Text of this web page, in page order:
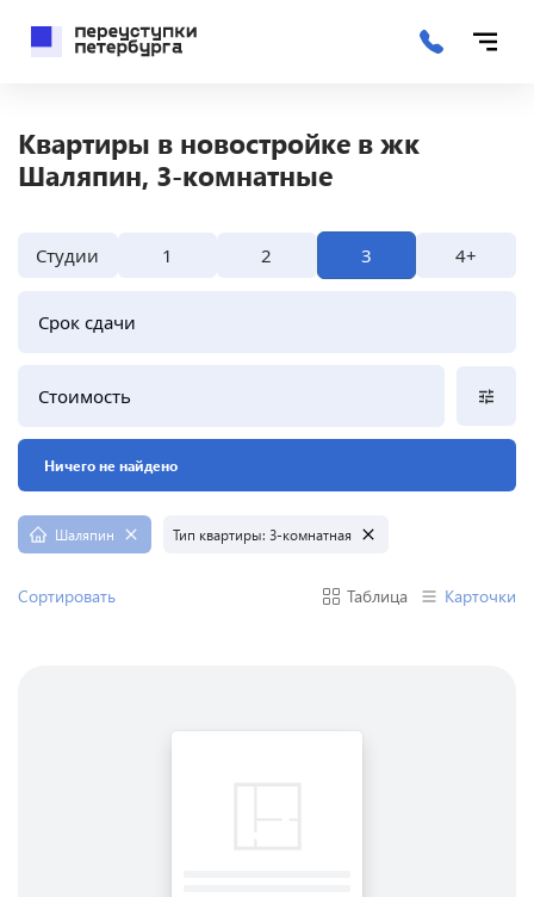
Квартиры в новостройке в жк
Шаляпин, 3-комнатные
Студии 1 2 3 4+
Срок сдачи
Стоимость
Ничего не найдено
Шаляпин Тип квартиры: 3-комнатная
Сортировать Таблица Карточки